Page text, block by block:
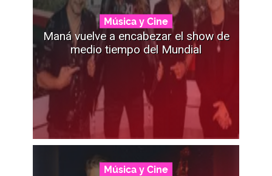
Música y Cine
Maná vuelve a encabezar el show de
medio tiempo del Mundial
Música y Cine